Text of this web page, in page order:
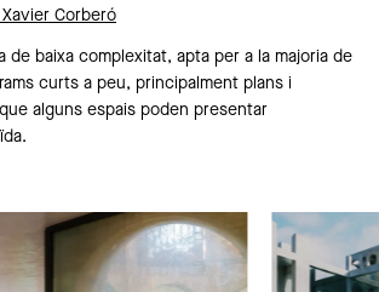
Corberó
de baixa complexitat, apta per a la majoria de
curts a peu, principalment plans i
alguns espais poden presentar